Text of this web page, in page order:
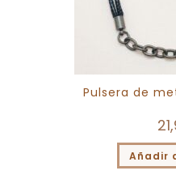
Pulsera de
Añadir